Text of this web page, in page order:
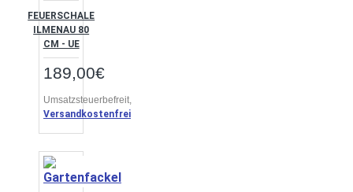
FEUERSCHALE
ILMENAU 80
CM - UE
189,00€
Umsatzsteuerbefreit,
Versandkostenfrei